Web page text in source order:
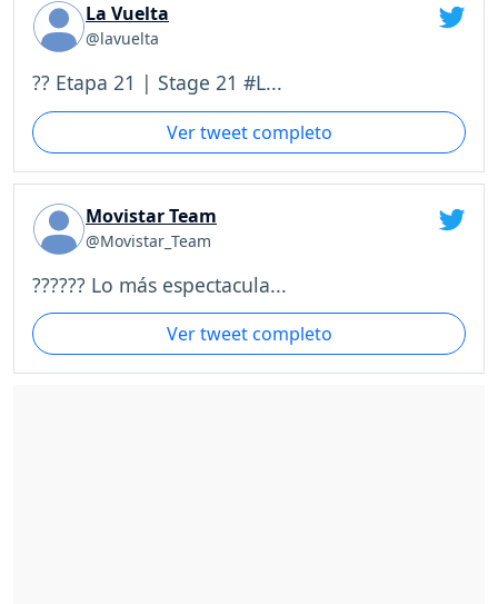
La Vuelta
@lavuelta
?? Etapa 21 | Stage 21 #L...
Ver tweet completo
Movistar Team
@Movistar_Team
?????? Lo más espectacula...
Ver tweet completo